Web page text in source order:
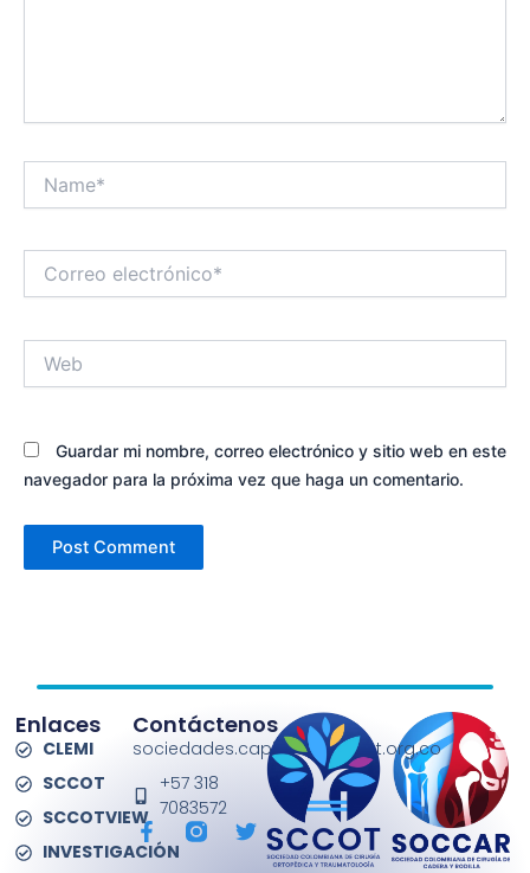
electrónico*
Guardar mi nombre, correo electrónico y sitio web en este
navegador para la próxima vez que haga un comentario.
Enlaces
CLEMI
SCCOT
SCCOTVIEW
INVESTIGACIÓN
Contáctenos
sociedades.capitulos@sccot.org.co
+57 318
7083572
F
a
T